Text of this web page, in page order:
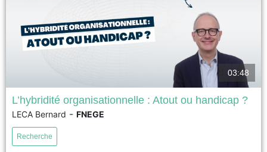
17ème Prix académique de la recherche en management – Prix Syntec
Conseil 2026 – Meilleur article de recherche en management La recherche
a examiné comment les organisations hybrides équilibrent des valeurs
03:48
L’hybridité organisationnelle : Atout ou handicap ?
LECA Bernard - FNEGE
Recherche